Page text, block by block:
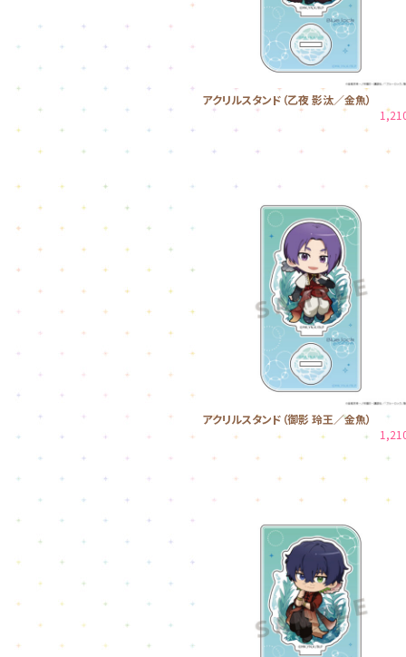
アクリルスタンド（乙夜 影汰／金魚）
アクリルスタンド（御影 玲王／金魚）